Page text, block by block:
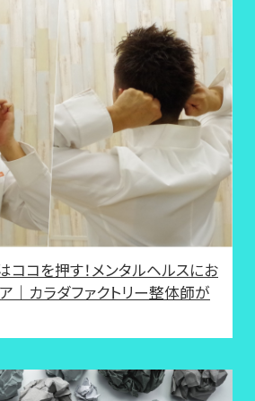
ココを押す！メンタルヘルスにお
｜カラダファクトリー整体師が